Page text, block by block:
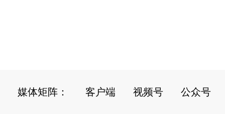
媒体矩阵： 客户端 视频号 公众号